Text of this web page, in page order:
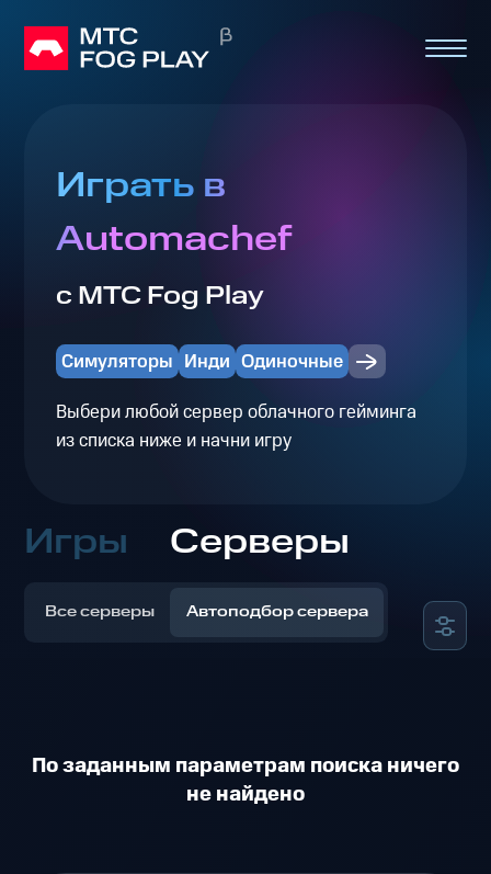
Играть в
Automachef
с МТС Fog Play
Симуляторы Инди Одиночные
Выбери любой сервер облачного гейминга
из списка ниже и начни игру
Игры Серверы
Все серверы Автоподбор сервера
По заданным параметрам поиска ничего
не найдено